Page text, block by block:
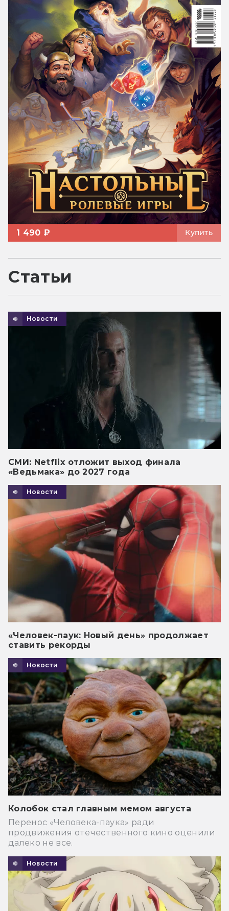
1 490 ₽ Купить
Статьи
Новости
СМИ: Netflix отложит выход финала
«Ведьмака» до 2027 года
Новости
«Человек-паук: Новый день» продолжает
ставить рекорды
Новости
Колобок стал главным мемом августа
Перенос «Человека-паука» ради
продвижения отечественного кино оценили
далеко не все.
Новости